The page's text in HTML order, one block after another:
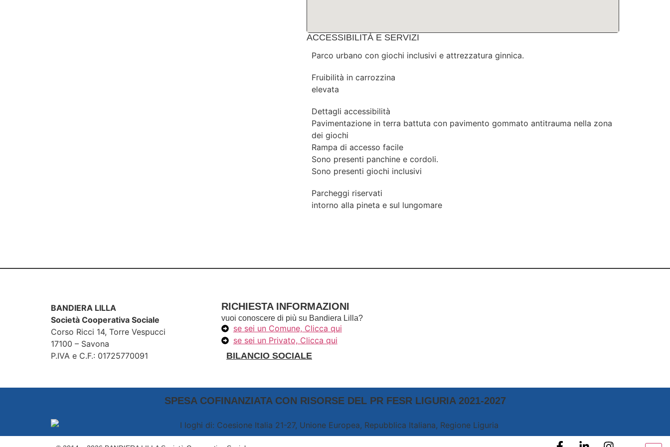
ACCESSIBILITÀ E SERVIZI
Parco urbano con giochi inclusivi e attrezzatura ginnica.
Fruibilità in carrozzina
elevata
Dettagli accessibilità
Pavimentazione in terra battuta con pavimento gommato antitrauma nella zona
dei giochi
Rampa di accesso facile
Sono presenti panchine e cordoli.
Sono presenti giochi inclusivi
Parcheggi riservati
intorno alla pineta e sul lungomare
BANDIERA LILLA
Società Cooperativa Sociale
Corso Ricci 14, Torre Vespucci
17100 – Savona
P.IVA e C.F.: 01725770091
RICHIESTA INFORMAZIONI
vuoi conoscere di più su Bandiera Lilla?
se sei un Comune, Clicca qui
se sei un Privato, Clicca qui
BILANCIO SOCIALE
SPESA COFINANZIATA CON RISORSE DEL PR FESR LIGURIA 2021-2027